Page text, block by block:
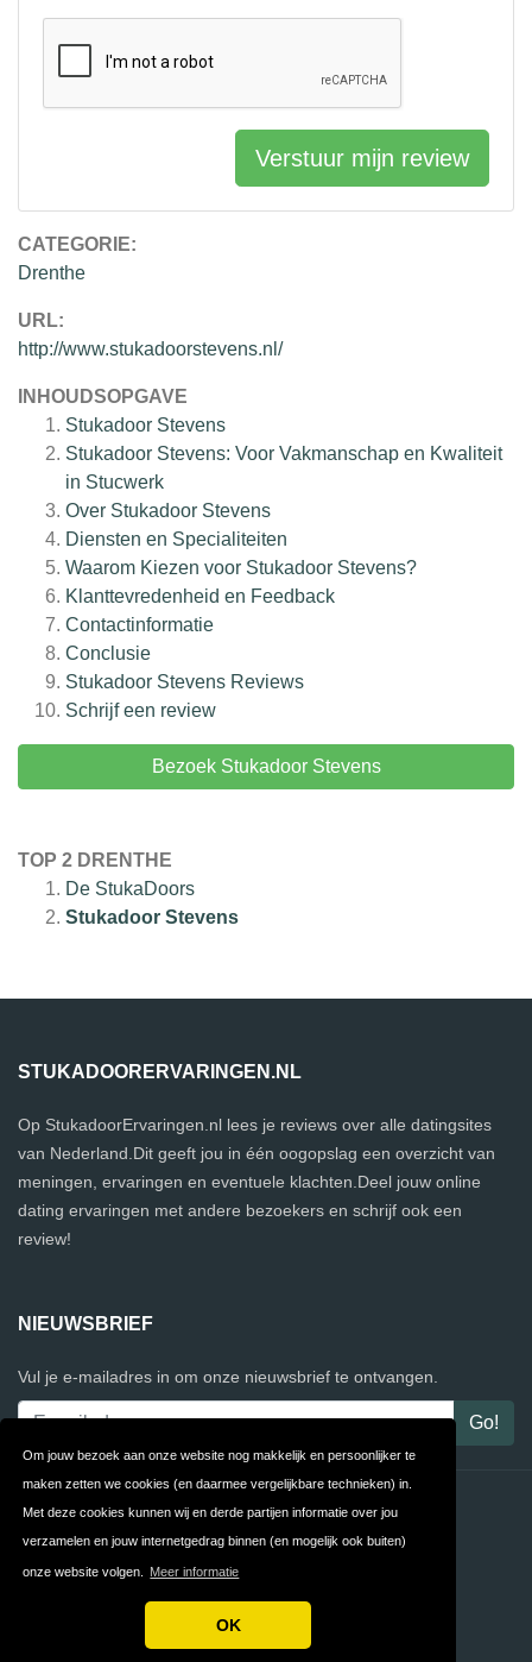
Om jouw bezoek aan onze website nog makkelijk en persoonlijker te
maken zetten we cookies (en daarmee vergelijkbare technieken) in.
Met deze cookies kunnen wij en derde partijen informatie over jou
verzamelen en jouw internetgedrag binnen (en mogelijk ook buiten)
onze website volgen. Meer informatie
OK
CATEGORIE:
Drenthe
URL:
http://www.stukadoorstevens.nl/
INHOUDSOPGAVE
Stukadoor Stevens
Stukadoor Stevens: Voor Vakmanschap en Kwaliteit
in Stucwerk
Over Stukadoor Stevens
Diensten en Specialiteiten
Waarom Kiezen voor Stukadoor Stevens?
Klanttevredenheid en Feedback
Contactinformatie
Conclusie
Stukadoor Stevens Reviews
Schrijf een review
Bezoek Stukadoor Stevens
TOP 2 DRENTHE
De StukaDoors
Stukadoor Stevens
Verstuur mijn review
STUKADOORERVARINGEN.NL
Op StukadoorErvaringen.nl lees je reviews over alle datingsites
van Nederland.Dit geeft jou in één oogopslag een overzicht van
meningen, ervaringen en eventuele klachten.Deel jouw online
dating ervaringen met andere bezoekers en schrijf ook een
review!
NIEUWSBRIEF
Vul je e-mailadres in om onze nieuwsbrief te ontvangen.
Contact Privacy
Algemene FAQ
Copyright © 2026 StukadoorErvaringen.nl